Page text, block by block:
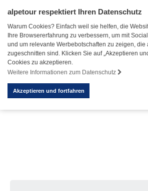
alpetour respektiert Ihren Datenschutz
Warum Cookies? Einfach weil sie helfen, die
Ihre Browsererfahrung zu verbessern, um mit
und um relevante Werbebotschaften zu zeigen, die
zugeschnitten sind. Klicken Sie auf „Akzeptieren
Cookies zu akzeptieren.
Weitere Informationen zum Datenschutz
Akzeptieren und fortfahren